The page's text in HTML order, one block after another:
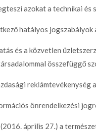
azokat a technikai
hatályos
és a közvetlen
összefüggő
önrendelkezési
április 27.) a